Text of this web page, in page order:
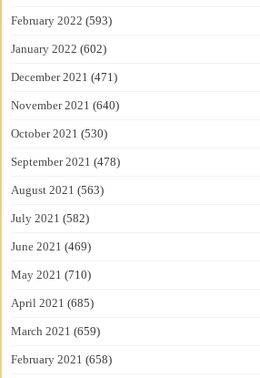
February 2022 (593)
January 2022 (602)
December 2021 (471)
November 2021 (640)
October 2021 (530)
September 2021 (478)
August 2021 (563)
July 2021 (582)
June 2021 (469)
May 2021 (710)
April 2021 (685)
March 2021 (659)
February 2021 (658)